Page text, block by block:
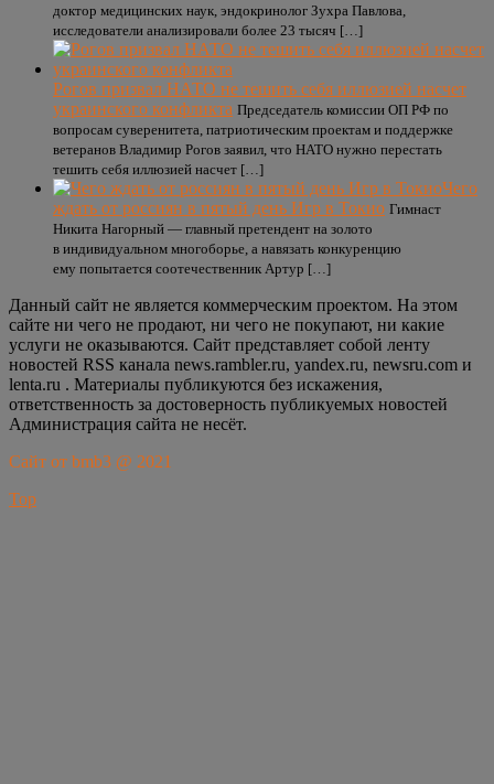
доктор медицинских наук, эндокринолог Зухра Павлова,
исследователи анализировали более 23 тысяч […]
Рогов призвал НАТО не тешить себя иллюзией насчет
украинского конфликта Председатель комиссии ОП РФ по
вопросам суверенитета, патриотическим проектам и поддержке
ветеранов Владимир Рогов заявил, что НАТО нужно перестать
тешить себя иллюзией насчет […]
Чего
ждать от россиян в пятый день Игр в Токио Гимнаст
Никита Нагорный — главный претендент на золото
в индивидуальном многоборье, а навязать конкуренцию
ему попытается соотечественник Артур […]
Данный сайт не является коммерческим проектом. На этом
сайте ни чего не продают, ни чего не покупают, ни какие
услуги не оказываются. Сайт представляет собой ленту
новостей RSS канала news.rambler.ru, yandex.ru, newsru.com и
lenta.ru . Материалы публикуются без искажения,
ответственность за достоверность публикуемых новостей
Администрация сайта не несёт.
Сайт от bmb3 @ 2021
Top